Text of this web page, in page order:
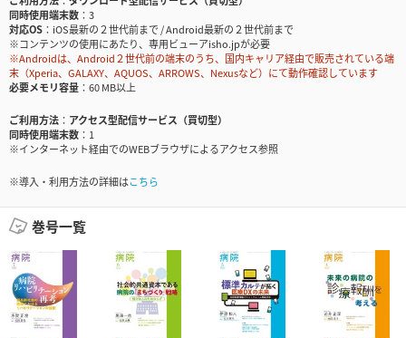
同時使用端末数
3
対応OS
iOS最新の２世代前まで / Android最新の２世代前まで
※コンテンツの使用にあたり、専用ビューアisho.jpが必要
※Androidは、Android２世代前の端末のうち、国内キャリア経由で販売されている端
末（Xperia、GALAXY、AQUOS、ARROWS、Nexusなど）にて動作確認しています
必要メモリ容量
60 MB以上
ご利用方法
アクセス型配信サービス（買切型）
同時使用端末数
1
※インターネット経由でのWEBブラウザによるアクセス参照
※導入・利用方法の詳細はこちら
巻号一覧